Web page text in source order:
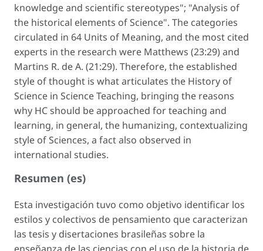
knowledge and scientific stereotypes"; "Analysis of
the historical elements of Science". The categories
circulated in 64 Units of Meaning, and the most cited
experts in the research were Matthews (23:29) and
Martins R. de A. (21:29). Therefore, the established
style of thought is what articulates the History of
Science in Science Teaching, bringing the reasons
why HC should be approached for teaching and
learning, in general, the humanizing, contextualizing
style of Sciences, a fact also observed in
international studies.
Resumen (es)
Esta investigación tuvo como objetivo identificar los
estilos y colectivos de pensamiento que caracterizan
las tesis y disertaciones brasileñas sobre la
enseñanza de las ciencias con el uso de la historia de